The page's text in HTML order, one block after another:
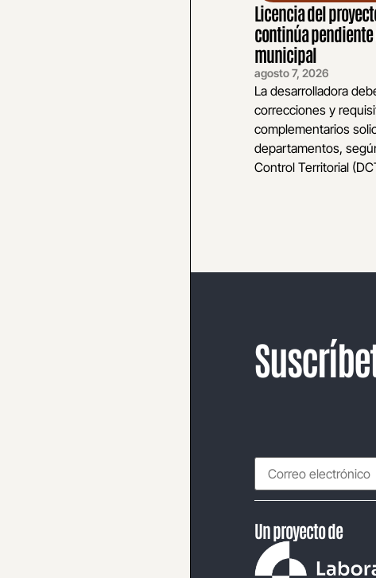
Licencia del
continúa
municipal
agosto 7, 2026
La desarrolladora
correcciones y
complementarios
departamentos,
Control Territorial
Un proyecto de